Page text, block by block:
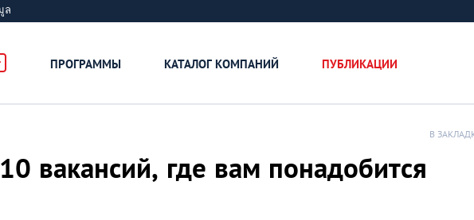
ล
ПРОГРАММЫ КАТАЛОГ КОМПАНИЙ ПУБЛИКАЦИИ
В
вакансий, где вам понадобится